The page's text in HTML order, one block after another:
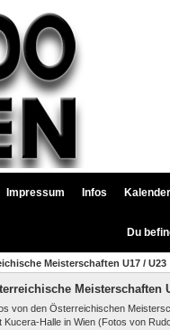
Impressum Infos Kalender
Du
Meisterschaften U17 / U23
Meisterschaften
von den Österreichischen
Kucera-Halle in Wien (Fotos von